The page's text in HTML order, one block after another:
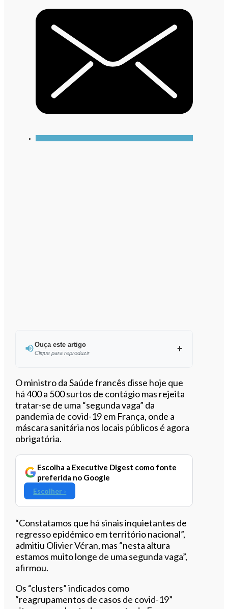
Ouça este artigo
Clique para reproduzir
Ouvir este artigo
O ministro da Saúde francês disse hoje que
há 400 a 500 surtos de contágio mas rejeita
tratar-se de uma “segunda vaga” da
pandemia de covid-19 em França, onde a
máscara sanitária nos locais públicos é agora
obrigatória.
Escolha a Executive Digest como fonte
preferida no Google
Escolher ›
“Constatamos que há sinais inquietantes de
regresso epidémico em território nacional”,
admitiu Olivier Véran, mas “nesta altura
estamos muito longe de uma segunda vaga”,
afirmou.
Os “clusters” indicados como
“reagrupamentos de casos de covid-19”